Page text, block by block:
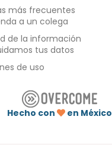
más frecuentes
a un colega
de la información
tus datos
de uso
Hecho con
en México